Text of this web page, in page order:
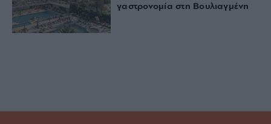
γαστρονομία στη Βουλιαγμένη